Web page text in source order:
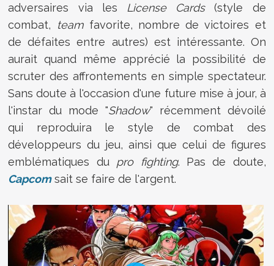
adversaires via les License Cards(style de
combat,
teamfavorite, nombre de victoires et
de défaites entre autres) est intéressante. On
aurait quand même apprécié la possibilité de
scruter des affrontements en simple spectateur.
Sans doute à l'occasion d'une future mise à jour, à
l'instar du mode "Shadow" récemment dévoilé
qui reproduira le style de combat des
développeurs du jeu, ainsi que celui de figures
emblématiques du pro fighting. Pas de doute,
Capcomsait se faire de l'argent.